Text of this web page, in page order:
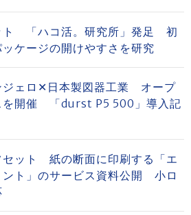
ト 「ハコ活。研究所」発足 初
ケージの開けやすさを研究
ジェロ✕日本製図器工業 オープ
を開催 「durst P5 500」導入記
セット 紙の断面に印刷する「エ
ント」のサービス資料公開 小ロ